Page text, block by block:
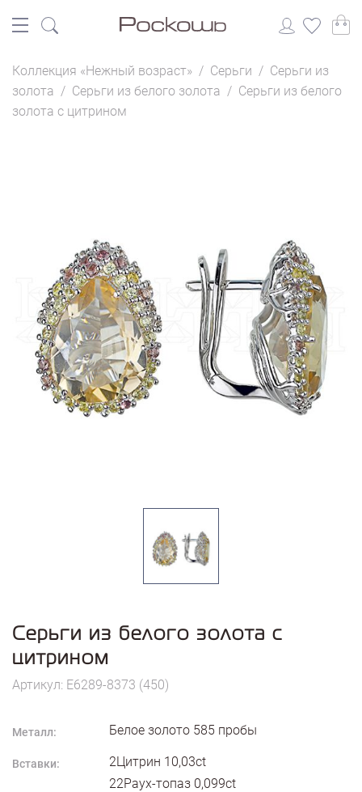
Коллекция «Нежный возраст» / Серьги / Серьги из
золота / Серьги из белого золота / Серьги из белого
золота с цитрином
Серьги из белого золота с
цитрином
Артикул: E6289-8373 (450)
Металл: Белое золото 585 пробы
Вставки:
2Цитрин 10,03ct
22Раух-топаз 0,099ct